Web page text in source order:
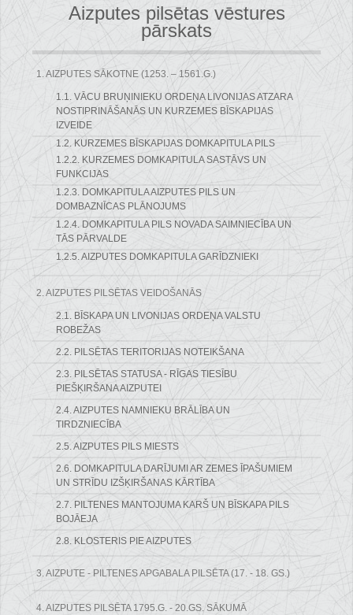
Aizputes pilsētas vēstures
pārskats
1. AIZPUTES SĀKOTNE (1253. – 1561.G.)
1.1. VĀCU BRUŅINIEKU ORDEŅA LIVONIJAS ATZARA
NOSTIPRINĀŠANĀS UN KURZEMES BĪSKAPIJAS
IZVEIDE
1.2. KURZEMES BĪSKAPIJAS DOMKAPITULA PILS
1.2.2. KURZEMES DOMKAPITULA SASTĀVS UN
FUNKCIJAS
1.2.3. DOMKAPITULA AIZPUTES PILS UN
DOMBAZNĪCAS PLĀNOJUMS
1.2.4. DOMKAPITULA PILS NOVADA SAIMNIECĪBA UN
TĀS PĀRVALDE
1.2.5. AIZPUTES DOMKAPITULA GARĪDZNIEKI
2. AIZPUTES PILSĒTAS VEIDOŠANĀS
2.1. BĪSKAPA UN LIVONIJAS ORDEŅA VALSTU
ROBEŽAS
2.2. PILSĒTAS TERITORIJAS NOTEIKŠANA
2.3. PILSĒTAS STATUSA - RĪGAS TIESĪBU
PIEŠĶIRŠANA AIZPUTEI
2.4. AIZPUTES NAMNIEKU BRĀLĪBA UN
TIRDZNIECĪBA
2.5. AIZPUTES PILS MIESTS
2.6. DOMKAPITULA DARĪJUMI AR ZEMES ĪPAŠUMIEM
UN STRĪDU IZŠĶIRŠANAS KĀRTĪBA
2.7. PILTENES MANTOJUMA KARŠ UN BĪSKAPA PILS
BOJĀEJA
2.8. KLOSTERIS PIE AIZPUTES
3. AIZPUTE - PILTENES APGABALA PILSĒTA (17. - 18. GS.)
4. AIZPUTES PILSĒTA 1795.G. - 20.GS. SĀKUMĀ